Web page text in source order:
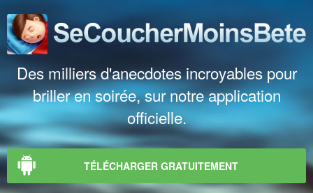
Des milliers d'anecdotes incroyables pour
briller en soirée, sur notre application
officielle.
TÉLÉCHARGER GRATUITEMENT